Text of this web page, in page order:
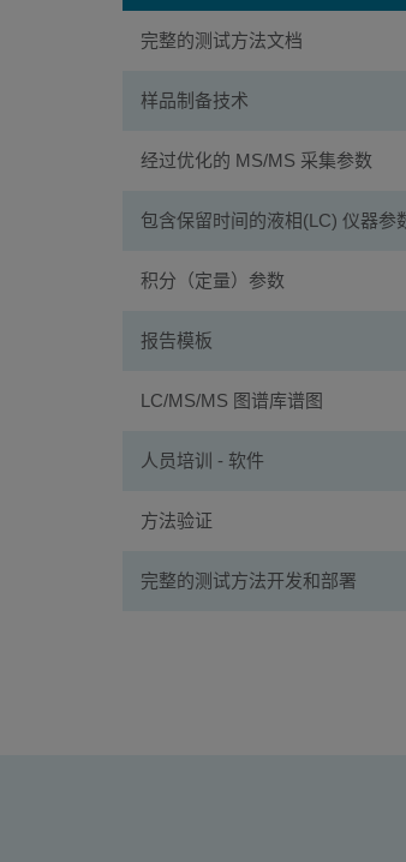
完整的测试方法文档
样品制备技术
经过优化的 MS/MS 采集参数
包含保留时间的液相(LC) 仪器参
积分（定量）参数
报告模板
LC/MS/MS 图谱库谱图
人员培训 - 软件
方法验证
完整的测试方法开发和部署